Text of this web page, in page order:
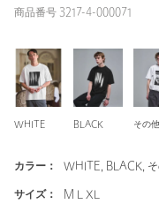
商品番号 3217-4-000071
WHITE BLACK その
カラー： WHITE, BLACK, そ
サイズ： M L XL